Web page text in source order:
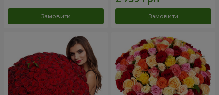
Замовити Замовити